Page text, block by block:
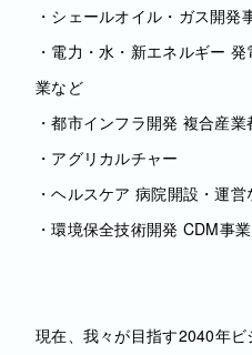
・シェールオイル・ガス開発
・電力・水・新エネルギー
業など
・都市インフラ開発 複合産
・アグリカルチャー
・ヘルスケア 病院開設・運営
・環境保全技術開発 CDM事
現在、我々が目指す2040年